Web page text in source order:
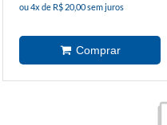
ou 4x de R$ 20,00 sem juros